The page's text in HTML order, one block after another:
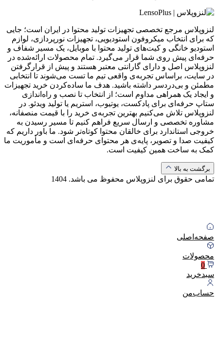
لنزوپلاس مرجع تخصصی تجهیزات تولید محتوا در ایران است؛ جایی
که برای انتخاب میکروفون استودیویی، تجهیزات نورپردازی، لوازم
استودیو خانگی و کیت‌های تولید محتوا با موبایل، یک مسیر شفاف و
حرفه‌ای پیش روی شما قرار می‌گیرد. تمام محصولات ارائه‌شده در
لنزوپلاس اصل و دارای گارانتی معتبر هستند و پیش از قرارگرفتن
در سایت، براساس تجربه‌ی واقعی تیم ما تست می‌شوند تا انتخابی
مطمئن و بی‌دردسر داشته باشید. هدف ما ساده‌کردن خرید تجهیزات
و ایجاد یک همراهی مداوم است؛ از انتخاب تا نصب و راه‌اندازی
ستاپ حرفه‌ای برای پادکست، یوتیوب، استریم یا تولید ویدئو. در
لنزوپلاس تلاش می‌کنیم بهترین تجربه‌ی خرید را با قیمت منصفانه،
مشاوره تخصصی و ارسال سریع فراهم کنیم تا مسیر رسیدن به
خروجی استاندارد برای خالقان محتوا کوتاه‌تر شود. ما باور داریم که
کیفیت صدا و تصویر، پایه‌ی هر محتوای حرفه‌ای است و مأموریت ما
کمک به ساخت همین کیفیت است.
برگشت به بالا
تمامی حقوق برای لنزوپلاس محفوظ می باشد. 1404
صفحه‌اصلی
محصولات
0
سبد‌خرید
حساب‌من